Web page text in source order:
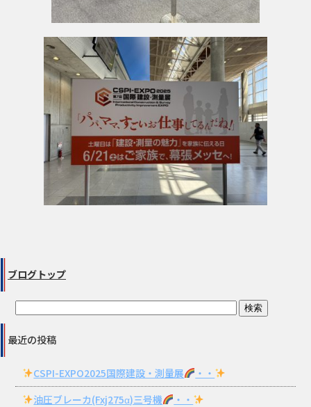
ブログトップ
最近の投稿
CSPI-EXPO2025国際建設・測量展
・・
油圧ブレーカ(Fxj275α)三号機
・・